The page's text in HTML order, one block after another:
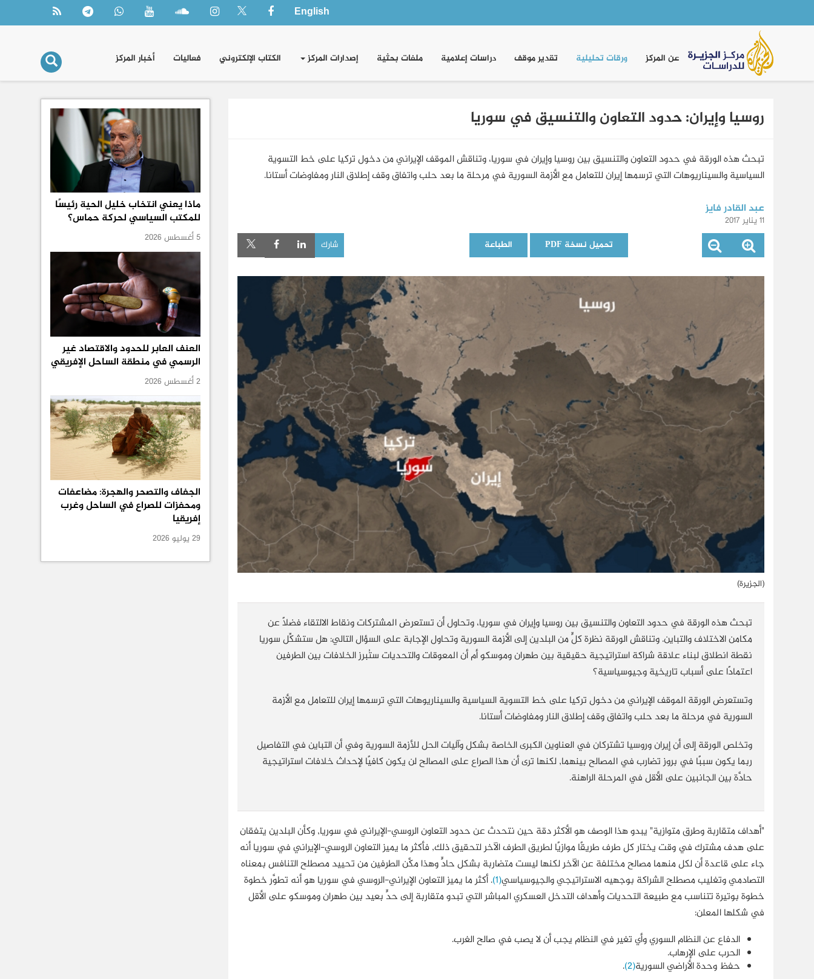
English
Main
navigation عن المركز ورقات تحليلية تقدير موقف دراسات إعلامية ملفات بحثية إصدارات المركز الكتاب الإلكتروني فعاليات أخبار المركز
روسيا وإيران: حدود التعاون والتنسيق في سوريا
تبحث هذه الورقة في حدود التعاون والتنسيق بين روسيا وإيران في سوريا، وتناقش الموقف الإيراني من دخول تركيا على خط التسوية
السياسية والسيناريوهات التي ترسمها إيران للتعامل مع الأزمة السورية في مرحلة ما بعد حلب واتفاق وقف إطلاق النار ومفاوضات أستانا.
عبد القادر فايز
11 يناير 2017
تحميل نسخة PDF الطباعة شارك
(الجزيرة)
تبحث هذه الورقة في حدود التعاون والتنسيق بين روسيا وإيران في سوريا،وتحاول أن تستعرض المشتركات ونقاط الالتقاء فضلًا عن
مكامن الاختلاف والتباين. وتناقش الورقة نظرة كلٍّ من البلدين إلى الأزمة السورية وتحاول الإجابة على السؤال التالي: هل ستشكِّل سوريا
نقطة انطلاق لبناء علاقة شراكة استراتيجية حقيقية بين طهران وموسكو أم أن المعوقات والتحديات ستُبرز الخلافات بين الطرفين
اعتمادًا على أسباب تاريخية وجيوسياسية؟
وتستعرض الورقة الموقف الإيراني من دخول تركيا على خط التسوية السياسية والسيناريوهات التي ترسمها إيران للتعامل مع الأزمة
السورية في مرحلة ما بعد حلب واتفاق وقف إطلاق النار ومفاوضات أستانا.
وتخلص الورقة إلى أن إيران وروسيا تشتركان في العناوين الكبرى الخاصة بشكل وآليات الحل للأزمة السورية وفي أن التباين في التفاصيل
ربما يكون سببًا في بروز تضارب في المصالح بينهما, لكنها ترى أن هذا الصراع على المصالح لن يكون كافيًا لإحداث خلافات استراتيجية
حادَّة بين الجانبين على الأقل في المرحلة الراهنة.
"أهداف متقاربة وطرق متوازية" يبدو هذا الوصف هو الأكثر دقة حين نتحدث عن حدود التعاون الروسي-الإيراني في سوريا, وكأن البلدين يتفقان
على هدف مشترك في وقت يختار كل طرف طريقًا موازيًا لطريق الطرف الآخر لتحقيق ذلك, فأكثر ما يميز التعاون الروسي-الإيراني في سوريا أنه
جاء على قاعدة أن لكل منهما مصالح مختلفة عن الآخر لكنها ليست متضاربة بشكل حادٍّ وهذا مكَّن الطرفين من تحييد مصطلح التنافس بمعناه
التصادمي وتغليب مصطلح الشراكة بوجهيه الاستراتيجي والجيوسياسي(1) . أكثر ما يميز التعاون الإيراني-الروسي في سوريا هو أنه تطوَّر خطوة
خطوة بوتيرة تتناسب مع طبيعة التحديات وأهداف التدخل العسكري المباشر التي تبدو متقاربة إلى حدٍّ بعيد بين طهران وموسكو على الأقل
في شكلها المعلن:
الدفاع عن النظام السوري وأي تغير في النظام يجب أن لا يصب في صالح الغرب.
الحرب على الإرهاب.
حفظ وحدة الأراضي السورية(2)
.
ماذا يعني انتخاب خليل الحية رئيسًا
للمكتب السياسي لحركة حماس؟
5 أغسطس 2026
العنف العابر للحدود والاقتصاد غير
الرسمي في منطقة الساحل الإفريقي
2 أغسطس 2026
الجفاف والتصحر والهجرة: مضاعفات
ومحفزات للصراع في الساحل وغرب
إفريقيا
29 يوليو 2026